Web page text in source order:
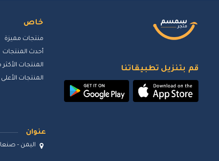
قم بتنزيل تطبيقاتنا
خاص
منتجات مميزة
أحدث المنتجات
المنتجات الأكثر
المنتجات
عنوان
اليمن -